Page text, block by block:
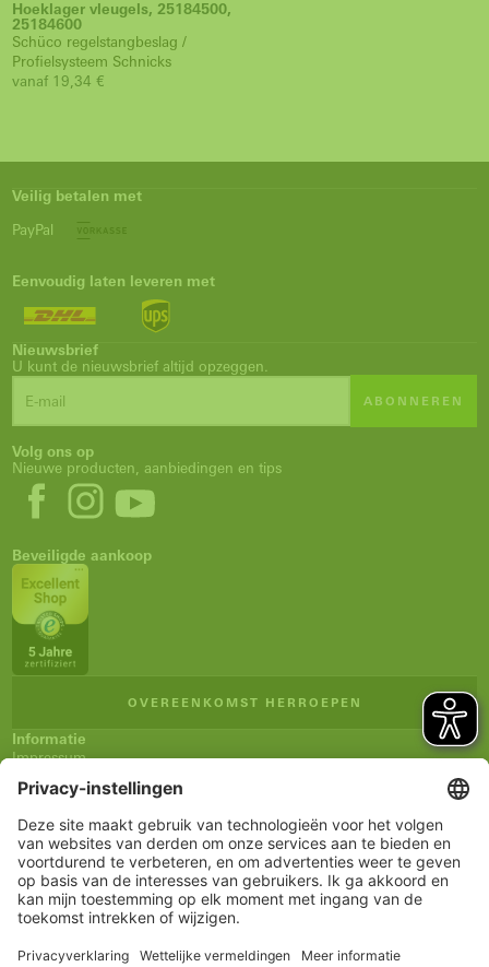
Hoeklager vleugels, 25184500,
25184600
Schüco regelstangbeslag /
Profielsysteem Schnicks
vanaf 19,34 €
Veilig betalen met
PayPal
Eenvoudig laten leveren met
Nieuwsbrief
U kunt de nieuwsbrief altijd opzeggen.
ABONNEREN
Volg ons op
Nieuwe producten, aanbiedingen en tips
Beveiligde aankoop
OVEREENKOMST HERROEPEN
Informatie
Impressum
Privacyverklaring
Herroepingsrecht
Verklaring inzake toegankelijkheid
Nieuwsbrief
Service
Winkelmandje
Rekening